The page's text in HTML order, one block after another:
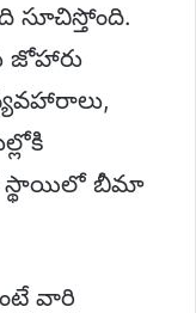
సూచిస్తోంది.
జోహారు
స్థాయిలో బీమా
వారి